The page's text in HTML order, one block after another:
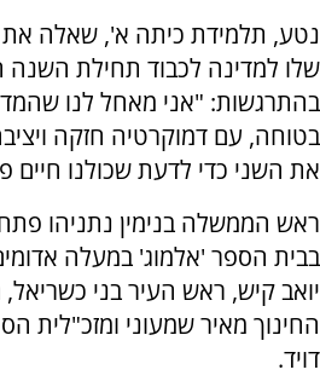
נטע, תלמידת כיתה א', שאלה
שלו למדינה לכבוד תחילת
בהתרגשות: "אני מאחל לנו
בטוחה, עם דמוקרטיה חזקה
את השני כדי לדעת שכולנו חיים
ראש הממשלה בנימין נתניהו
בבית הספר 'אלמוג' במעלה
יואב קיש, ראש העיר בני
החינוך מאיר שמעוני ומזכ"לית
דויד.